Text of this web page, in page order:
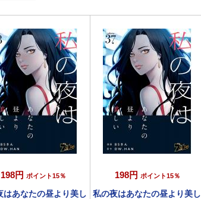
198円 ポイント15％
はあなたの昼より美し
198円 ポイント15％
私の夜はあなたの昼より美し